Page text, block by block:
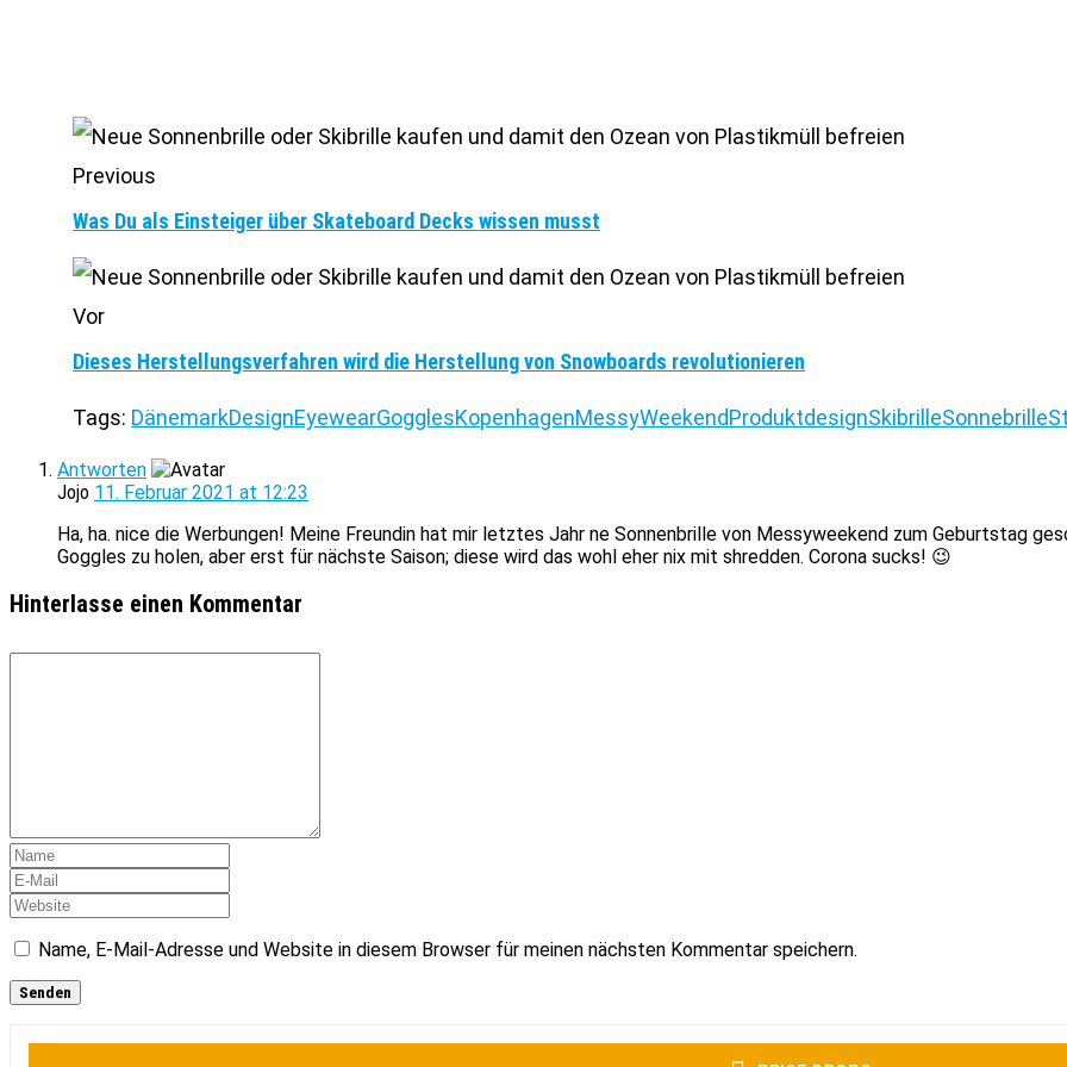
Previous
Was Du als Einsteiger über Skateboard Decks wissen musst
Vor
Dieses Herstellungsverfahren wird die Herstellung von Snowboards revolutionieren
Tags: DänemarkDesignEyewearGogglesKopenhagenMessyWeekendProduktdesignSkibrilleSonnebrille
Antworten
Jojo 11. Februar 2021 at 12:23
Ha, ha. nice die Werbungen! Meine Freundin hat mir letztes Jahr ne Sonnenbrille von Messyweekend zum Geburtstag
Goggles zu holen, aber erst für nächste Saison; diese wird das wohl eher nix mit shredden. Corona sucks! 😉
Hinterlasse einen Kommentar
Name, E-Mail-Adresse und Website in diesem Browser für meinen nächsten Kommentar speichern.